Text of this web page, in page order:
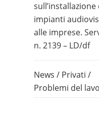
sull’installazione
impianti
alle imprese.
n. 2139 – LD/df
News / Privati /
Problemi del